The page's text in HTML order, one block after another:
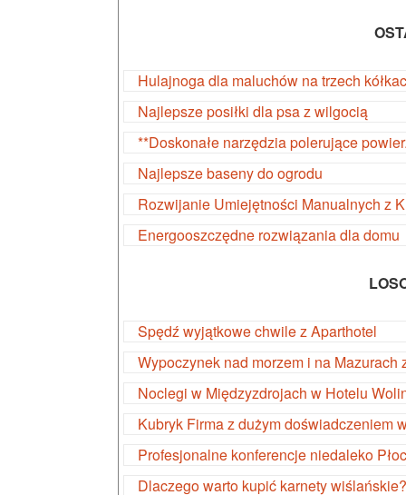
Hulajnoga dla maluchów na trzech
Najlepsze posiłki dla psa z wilgocią
**Doskonałe narzędzia polerujące
Najlepsze baseny do ogrodu
Rozwijanie Umiejętności Manualnych z
Energooszczędne rozwiązania dla domu
Spędź wyjątkowe chwile z Aparthotel
Wypoczynek nad morzem i na Mazurach
Noclegi w Międzyzdrojach w Hotelu
Kubryk Firma z dużym doświadczeniem
Profesjonalne konferencje niedaleko
Dlaczego warto kupić karnety wiślańskie?